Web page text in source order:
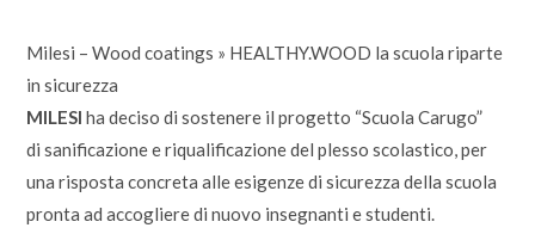
Milesi – Wood coatings » HEALTHY.WOOD la scuola riparte
in sicurezza
MILESI ha deciso di sostenere il progetto “Scuola Carugo”
di sanificazione e riqualificazione del plesso scolastico, per
una risposta concreta alle esigenze di sicurezza della scuola
pronta ad accogliere di nuovo insegnanti e studenti.